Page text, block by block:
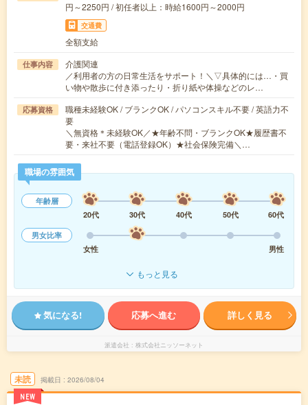
円～2250円 / 初任者以上：時給1600円～2000円
交通費
全額支給
仕事内容
介護関連
／利用者の方の日常生活をサポート！＼▽具体的には…・買
い物や散歩に付き添ったり・折り紙や体操などのレ…
応募資格
職種未経験OK / ブランクOK / パソコンスキル不要 / 英語力不
要
＼無資格＊未経験OK／★年齢不問・ブランクOK★履歴書不
要・来社不要（電話登録OK）★社会保険完備＼…
職場の雰囲気
年齢層
20代
30代 40代 50代
60代
男女比率
女性
男性
もっと見る
気になる! 応募へ進む 詳しく見る
派遣会社 株式会社ニッソーネット
未読
NEW
掲載日 2026/08/04